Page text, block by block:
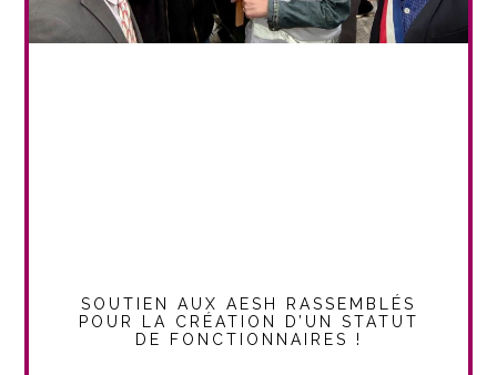
SOUTIEN AUX AESH RASSEMBLÉS
POUR LA CRÉATION D’UN STATUT
DE FONCTIONNAIRES !